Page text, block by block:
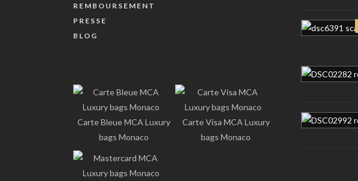
REMBOURSEMENT
PRESSE
BLOG
Carte Bleue MCA Luxury
bags Monaco
Carte Visa MCA Luxury
bags Monaco